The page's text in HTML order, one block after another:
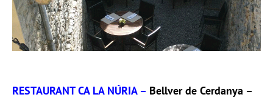
RESTAURANT CA LA NÚRIA – Bellver de Cerdanya –